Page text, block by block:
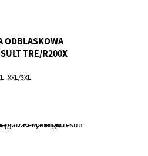
ODBLASKOWA
TRE/R200X
XXL/3XL